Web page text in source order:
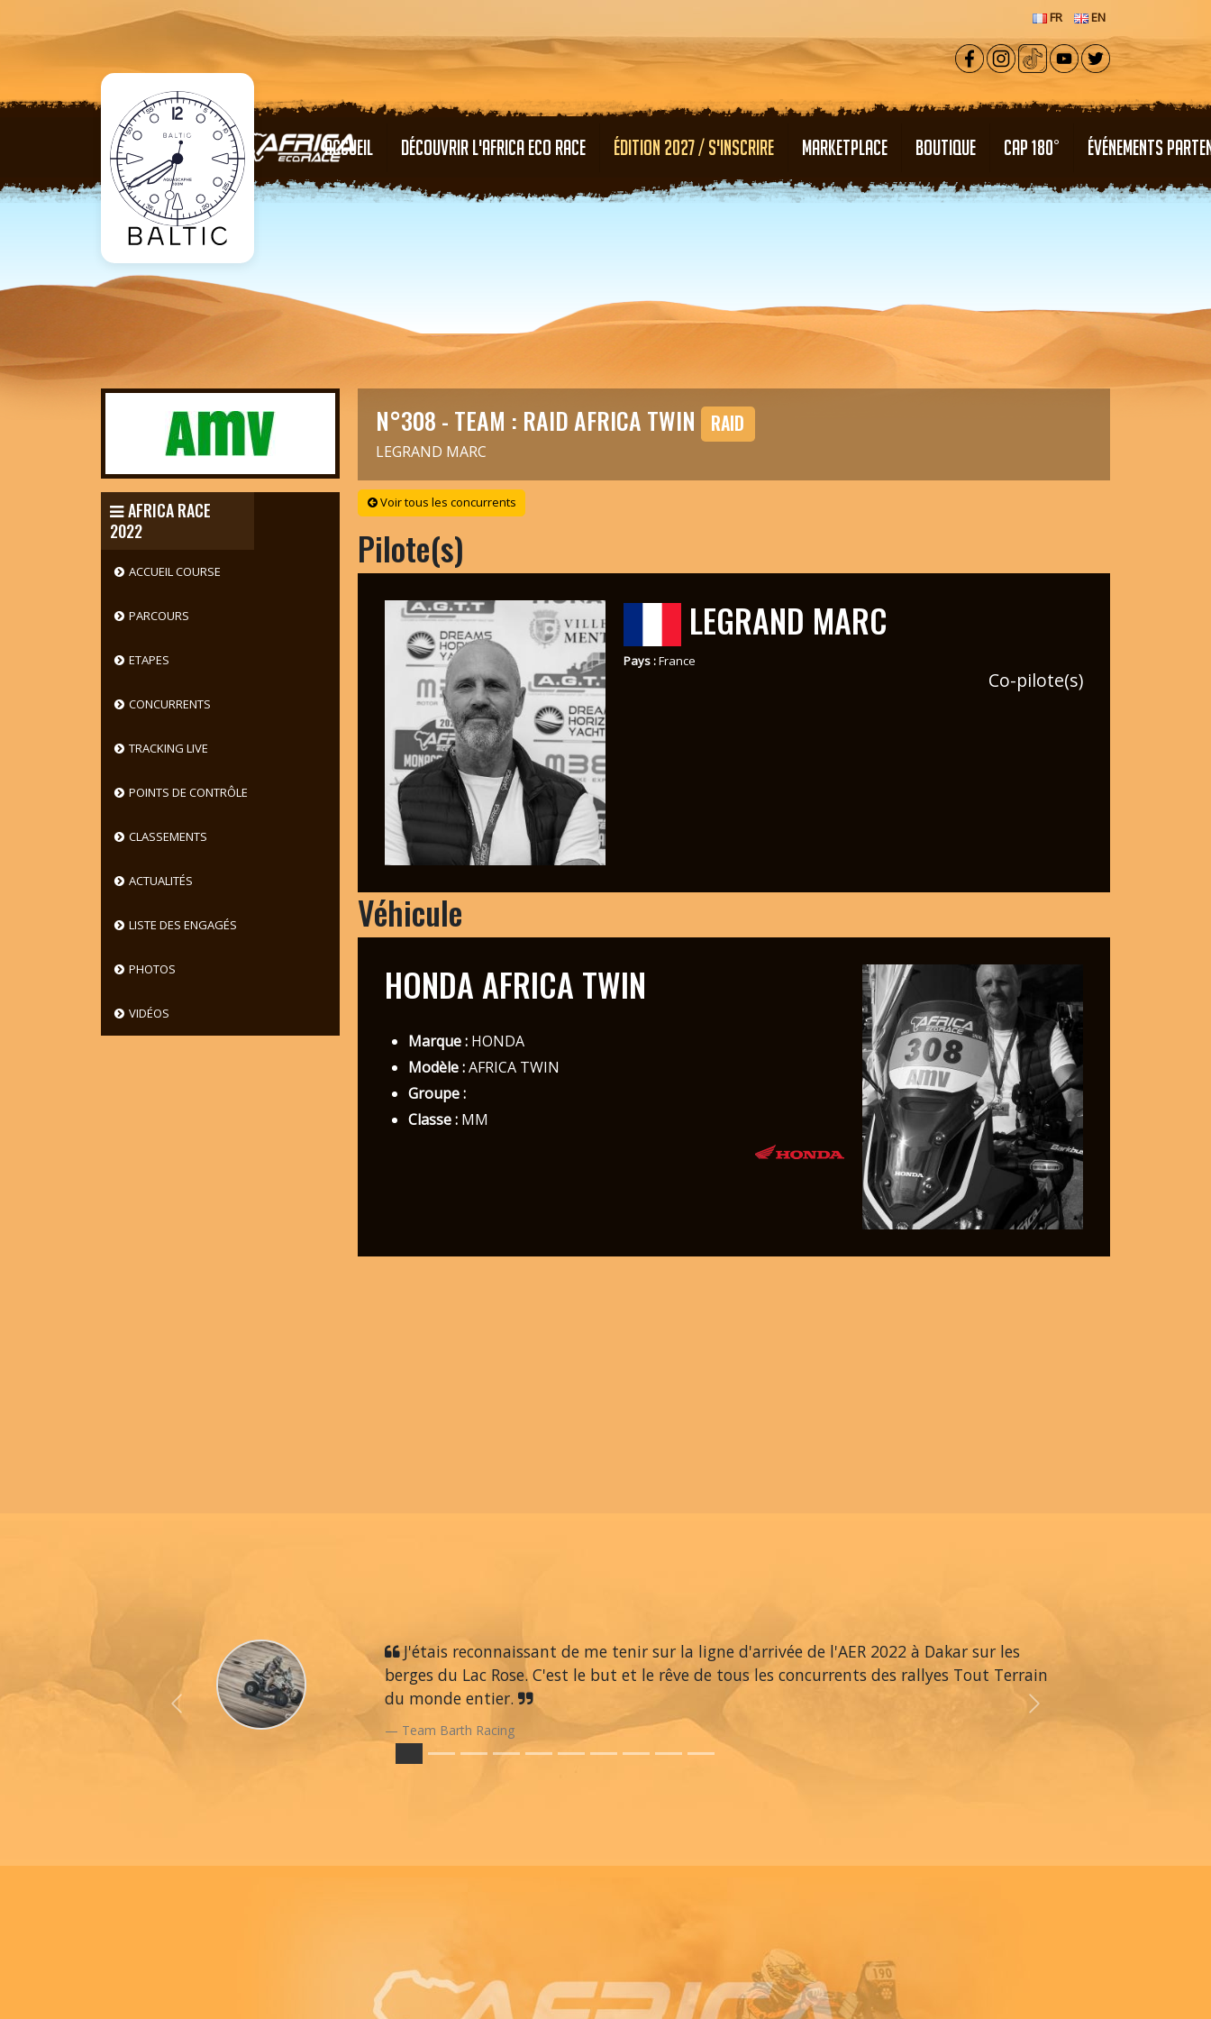
FR EN
ACCUEIL DÉCOUVRIR L'AFRICA ECO RACE ÉDITION 2027 / S'INSCRIRE MARKETPLACE BOUTIQUE CAP 180° ÉVÉNEMENTS
AFRICA RACE
2022
ACCUEIL COURSE
PARCOURS
ETAPES
CONCURRENTS
TRACKING LIVE
POINTS DE CONTRÔLE
CLASSEMENTS
ACTUALITÉS
LISTE DES ENGAGÉS
PHOTOS
VIDÉOS
N°308 - TEAM : RAID AFRICA TWIN RAID
LEGRAND MARC
Voir tous les concurrents
Pilote(s)
LEGRAND MARC
Pays :France
Co-pilote(s)
Véhicule
HONDA AFRICA TWIN
Marque :HONDA
Modèle :AFRICA TWIN
Groupe :
Classe :MM
J'étais reconnaissant de me tenir sur la ligne d'arrivée de l'AER 2022 à Dakar sur les
berges du Lac Rose. C'est le but et le rêve de tous les concurrents des rallyes Tout Terrain
du monde entier.
Team Barth Racing
Previous Next